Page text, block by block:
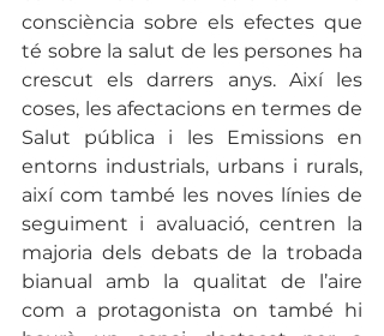
consciència sobre els efectes que
té sobre la salut de les persones ha
crescut els darrers anys. Així les
coses, les afectacions en termes de
Salut pública i les Emissions en
entorns industrials, urbans i rurals,
així com també les noves línies de
seguiment i avaluació, centren la
majoria dels debats de la trobada
bianual amb la qualitat de l’aire
com a protagonista on també hi